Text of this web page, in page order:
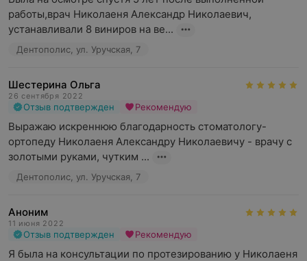
работы,врач Николаеня Александр Николаевич,
устанавливали 8 виниров на ве...
Дентополис, ул. Уручская, 7
Шестерина Ольга
26 сентября 2022
Отзыв подтвержден Рекомендую
Выражаю искреннюю благодарность стоматологу-
ортопеду Николаеня Александру Николаевичу - врачу с
золотыми руками, чутким ...
Дентополис, ул. Уручская, 7
Аноним
11 июня 2022
Отзыв подтвержден Рекомендую
Я была на консультации по протезированию у Николаеня